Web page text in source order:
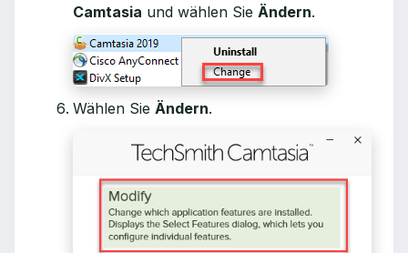
Camtasia und wählen Sie Ändern.
Wählen Sie Ändern.